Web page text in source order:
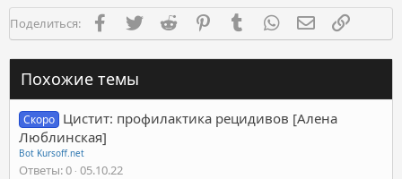
Поделиться: FacebookTwitter Reddit PinterestTumblr WhatsAppЭлектронная
Похожие темы
Скоро Цистит: профилактика рецидивов [Алена
Люблинская]
Bot Kursoff.net
Ответы 0 05.10.22